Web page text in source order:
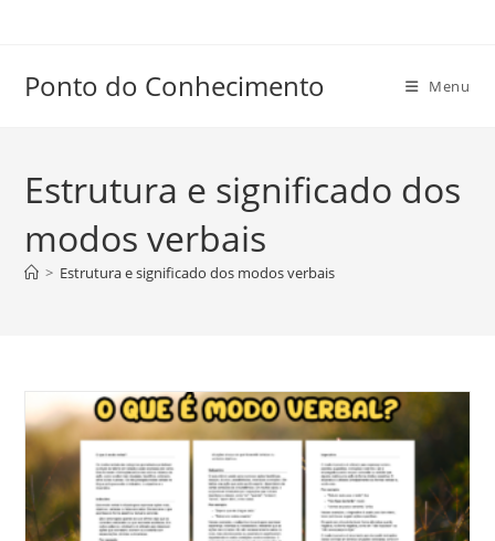
conteúdo
Ponto do Conhecimento Menu
Estrutura e significado dos
modos verbais
> Estrutura e significado dos modos verbais